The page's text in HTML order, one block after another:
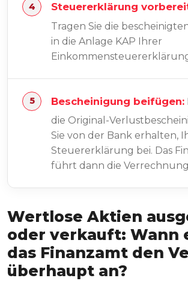
Steuererklärung
Tragen Sie die
in die Anlage KAP Ihrer
Bescheinigung beifügen:
die Original-
Sie von der Bank erhalten,
Steuererklärung bei. Das
führt dann die
Wertlose Aktien
oder verkauft: Wann
das Finanzamt den
überhaupt an?